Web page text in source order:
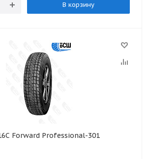
В корзину
Forward Professional-301